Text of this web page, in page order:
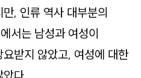
, 인류 역사 대부분의
서는 남성과 여성이
받지 않았고, 여성에 대한